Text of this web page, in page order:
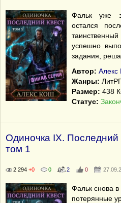
Фальк уже
остался
успешно
задания,
Автор: Алекс
Жанры:
Размер: 438
Статус:
Одиночка IX. Последний
том 1
2 294 +0 0 2 0
Фальк снова в
потерянные